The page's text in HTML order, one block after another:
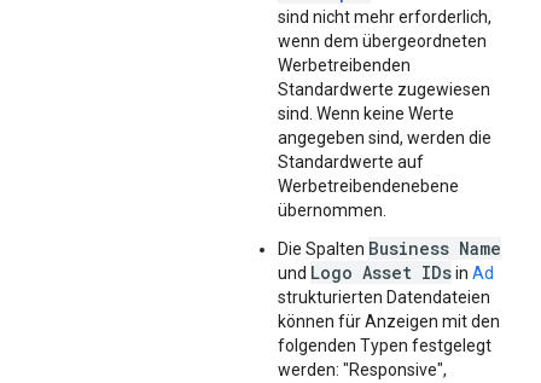
sind nicht mehr erforderlich,
wenn dem übergeordneten
Werbetreibenden
Standardwerte zugewiesen
sind. Wenn keine Werte
angegeben sind, werden die
Standardwerte auf
Werbetreibendenebene
übernommen.
Die Spalten Business Name
und Logo Asset IDsin Ad
strukturierten Datendateien
können für Anzeigen mit den
folgenden Typen festgelegt
werden: "Responsive",